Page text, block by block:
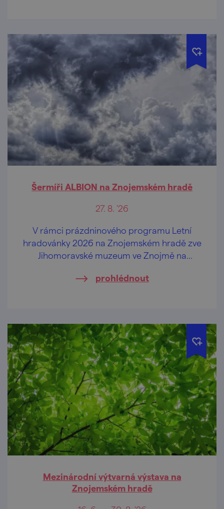
Šermíři ALBION na Znojemském hradě
27. 8. '26
V rámci prázdninového programu Letní
hradovánky 2026 na Znojemském hradě zve
Jihomoravské muzeum ve Znojmě na
prohlédnout
Mezinárodní výtvarná výstava na
Znojemském hradě